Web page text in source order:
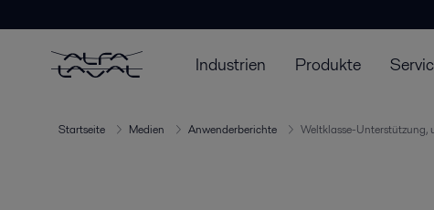
Industrien Produkte
Startseite Medien Anwenderberichte Weltklasse-Unterstützung,